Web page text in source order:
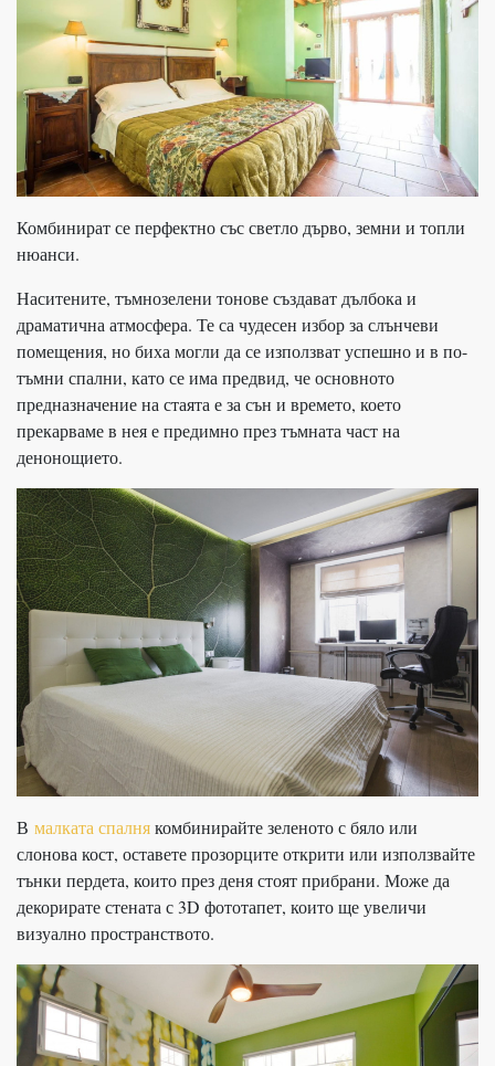
Комбинират се перфектно със светло дърво, земни и топли
нюанси.
Наситените, тъмнозелени тонове създават дълбока и
драматична атмосфера. Те са чудесен избор за слънчеви
помещения, но биха могли да се използват успешно и в по-
тъмни спални, като се има предвид, че основното
предназначение на стаята е за сън и времето, което
прекарваме в нея е предимно през тъмната част на
денонощието.
В малката спалнякомбинирайте зеленото с бяло или
слонова кост, оставете прозорците открити или използвайте
тънки пердета, които през деня стоят прибрани. Може да
декорирате стената с 3D фототапет, които ще увеличи
визуално пространството.